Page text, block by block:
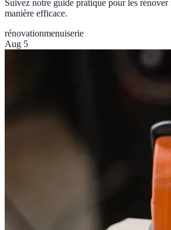
Suivez notre guide pratique pour les rénover
manière efficace.
rénovationmenuiserie
Aug 5